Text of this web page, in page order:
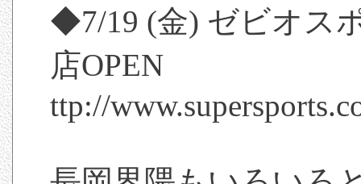
◆7/19 (金) ゼビオス
店OPEN
ttp://